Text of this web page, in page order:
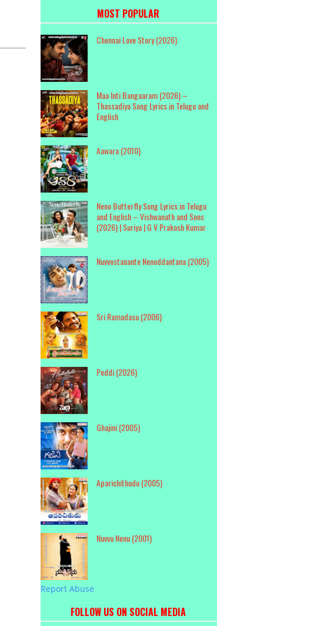
MOST POPULAR
Chennai Love Story (2026)
Maa Inti Bangaaram (2026) –
Thassadiya Song Lyrics in Telugu and
English
Aawara (2010)
Neno Butterfly Song Lyrics in Telugu
and English – Vishwanath and Sons
(2026) | Suriya | G V Prakash Kumar
Nuvvostanante Nenoddantana (2005)
Sri Ramadasu (2006)
Peddi (2026)
Ghajini (2005)
Aparichithudu (2005)
Nuvvu Nenu (2001)
Report Abuse
FOLLOW US ON SOCIAL MEDIA